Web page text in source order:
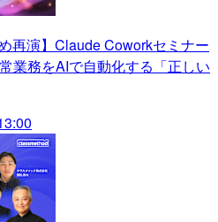
再演】Claude Coworkセミナー
業務をAIで自動化する「正しい